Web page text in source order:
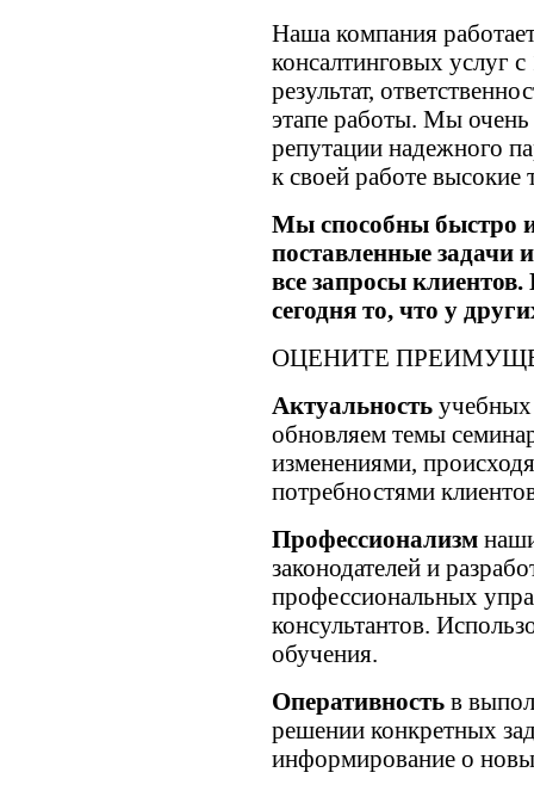
Наша компания
консалтинговых услуг
результат,
этапе работы. Мы
репутации надежного
к своей работе высокие
Мы способны быстро
поставленные задачи
все запросы
сегодня то, что у
ОЦЕНИТЕ
Актуальность
обновляем темы
изменениями,
потребностями
Профессионализм
законодателей и
профессиональных
консультантов.
обучения.
Оперативность в
решении конкретных
информирование о